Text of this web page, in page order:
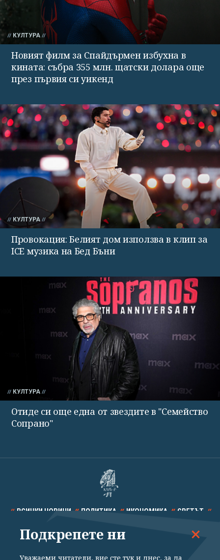
КУЛТУРА
Новият филм за Спайдърмен избухна в
кината: събра 355 млн. щатски долара още
през първия си уикенд
КУЛТУРА
Провокация: Белият дом използва в клип за
ICE музика на Бед Бъни
КУЛТУРА
Отиде си още една от звездите в "Семейство
Сопрано"
ВСИЧКИ НОВИНИ ПОЛИТИКА ИКОНОМИКА СВЕТЪТ
СПОРТ КУЛТУРА ТЕХНОЛОГИИ КАЛЕЙДОСКОП
Подкрепете ни
Уважаеми читатели, вие сте тук и днес, за да